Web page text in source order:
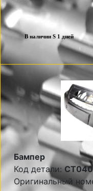
В наличии S 1 дней
Бампер
Код детали:
Оригинальный